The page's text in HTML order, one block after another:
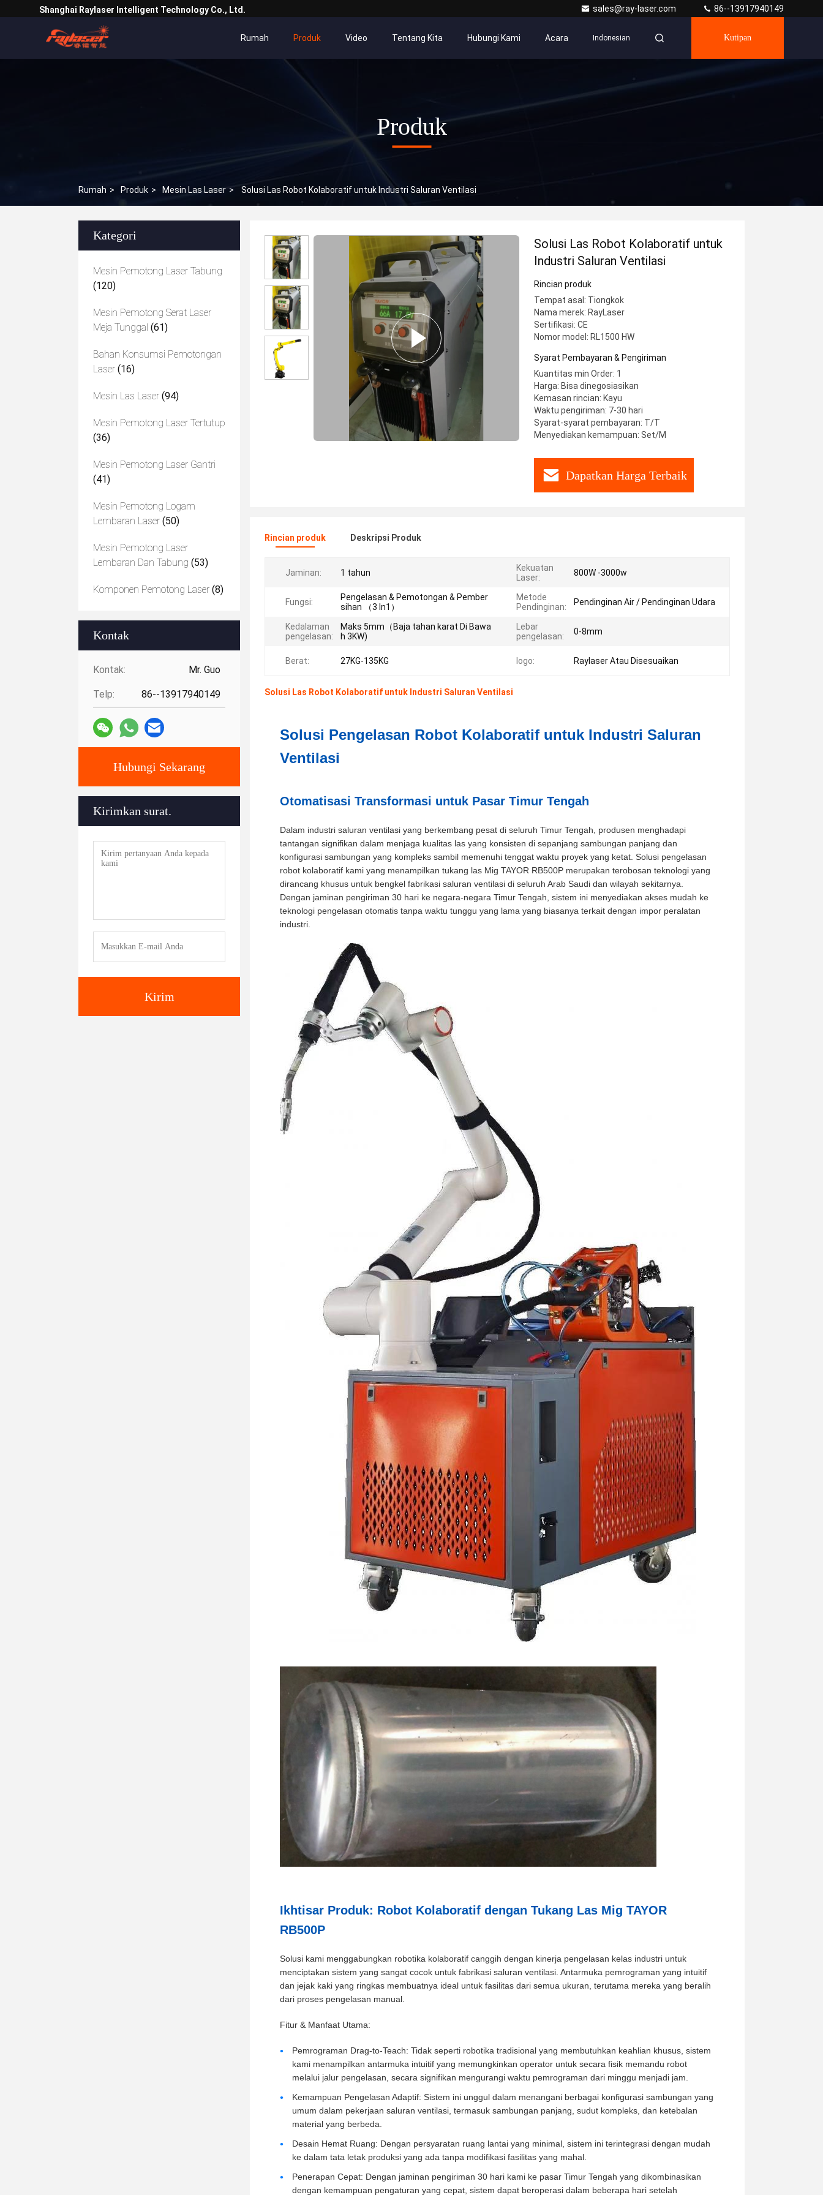
Shanghai Raylaser Intelligent Technology Co., Ltd. sales@ray-laser.com 86--13917940149
Rumah Produk Video Tentang Kita Hubungi Kami Acara Indonesian Kutipan
Produk
Rumah > Produk > Mesin Las Laser > Solusi Las Robot Kolaboratif untuk Industri Saluran Ventilasi
Kategori
Mesin Pemotong Laser Tabung
(120)
Mesin Pemotong Serat Laser
Meja Tunggal (61)
Bahan Konsumsi Pemotongan
Laser (16)
Mesin Las Laser (94)
Mesin Pemotong Laser Tertutup
(36)
Mesin Pemotong Laser Gantri
(41)
Mesin Pemotong Logam
Lembaran Laser (50)
Mesin Pemotong Laser
Lembaran Dan Tabung (53)
Komponen Pemotong Laser (8)
Kontak
Kontak: Mr. Guo
Telp: 86--13917940149
Hubungi Sekarang
Kirimkan surat.
Kirim
Solusi Las Robot Kolaboratif untuk
Industri Saluran Ventilasi
Rincian produk
Tempat asal: Tiongkok
Nama merek: RayLaser
Sertifikasi: CE
Nomor model: RL1500 HW
Syarat Pembayaran & Pengiriman
Kuantitas min Order: 1
Harga: Bisa dinegosiasikan
Kemasan rincian: Kayu
Waktu pengiriman: 7-30 hari
Syarat-syarat pembayaran: T/T
Menyediakan kemampuan: Set/M
Dapatkan Harga Terbaik
Rincian produk Deskripsi Produk
Jaminan: 1 tahun
Kekuatan
Laser:
800W -3000w
Fungsi:
Pengelasan & Pemotongan & Pember
sihan （3 In1）
Metode
Pendinginan:
Pendinginan Air / Pendinginan Udara
Kedalaman
pengelasan:
Maks 5mm（Baja tahan karat Di Bawa
h 3KW)
Lebar
pengelasan:
0-8mm
Berat: 27KG-135KG logo: Raylaser Atau Disesuaikan
Solusi Las Robot Kolaboratif untuk Industri Saluran Ventilasi
Solusi Pengelasan Robot Kolaboratif untuk Industri Saluran
Ventilasi
Otomatisasi Transformasi untuk Pasar Timur Tengah
Dalam industri saluran ventilasi yang berkembang pesat di seluruh Timur Tengah, produsen menghadapi
tantangan signifikan dalam menjaga kualitas las yang konsisten di sepanjang sambungan panjang dan
konfigurasi sambungan yang kompleks sambil memenuhi tenggat waktu proyek yang ketat. Solusi pengelasan
robot kolaboratif kami yang menampilkan tukang las Mig TAYOR RB500P merupakan terobosan teknologi yang
dirancang khusus untuk bengkel fabrikasi saluran ventilasi di seluruh Arab Saudi dan wilayah sekitarnya.
Dengan jaminan pengiriman 30 hari ke negara-negara Timur Tengah, sistem ini menyediakan akses mudah ke
teknologi pengelasan otomatis tanpa waktu tunggu yang lama yang biasanya terkait dengan impor peralatan
industri.
Ikhtisar Produk: Robot Kolaboratif dengan Tukang Las Mig TAYOR
RB500P
Solusi kami menggabungkan robotika kolaboratif canggih dengan kinerja pengelasan kelas industri untuk
menciptakan sistem yang sangat cocok untuk fabrikasi saluran ventilasi. Antarmuka pemrograman yang intuitif
dan jejak kaki yang ringkas membuatnya ideal untuk fasilitas dari semua ukuran, terutama mereka yang beralih
dari proses pengelasan manual.
Fitur & Manfaat Utama:
Pemrograman Drag-to-Teach: Tidak seperti robotika tradisional yang membutuhkan keahlian khusus, sistem
kami menampilkan antarmuka intuitif yang memungkinkan operator untuk secara fisik memandu robot
melalui jalur pengelasan, secara signifikan mengurangi waktu pemrograman dari minggu menjadi jam.
Kemampuan Pengelasan Adaptif: Sistem ini unggul dalam menangani berbagai konfigurasi sambungan yang
umum dalam pekerjaan saluran ventilasi, termasuk sambungan panjang, sudut kompleks, dan ketebalan
material yang berbeda.
Desain Hemat Ruang: Dengan persyaratan ruang lantai yang minimal, sistem ini terintegrasi dengan mudah
ke dalam tata letak produksi yang ada tanpa modifikasi fasilitas yang mahal.
Penerapan Cepat: Dengan jaminan pengiriman 30 hari kami ke pasar Timur Tengah yang dikombinasikan
dengan kemampuan pengaturan yang cepat, sistem dapat beroperasi dalam beberapa hari setelah